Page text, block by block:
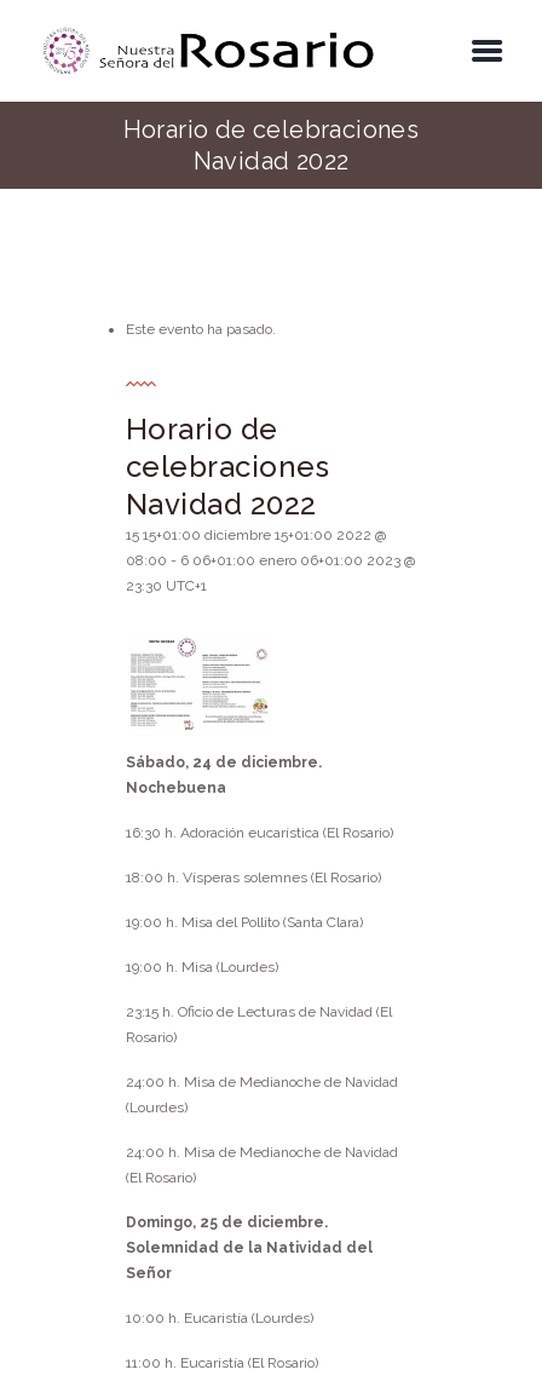
Horario de celebraciones
Navidad 2022
Este evento ha pasado.
Horario de
celebraciones
Navidad 2022
15 15+01:00 diciembre 15+01:00 2022 @
08:00 - 6 06+01:00 enero 06+01:00 2023 @
23:30 UTC+1
Sábado, 24 de diciembre.
Nochebuena
16:30 h. Adoración eucarística (El Rosario)
18:00 h. Vísperas solemnes (El Rosario)
19:00 h. Misa del Pollito (Santa Clara)
19:00 h. Misa (Lourdes)
23:15 h. Oficio de Lecturas de Navidad (El
Rosario)
24:00 h. Misa de Medianoche de Navidad
(Lourdes)
24:00 h. Misa de Medianoche de Navidad
(El Rosario)
Domingo, 25 de diciembre.
Solemnidad de la Natividad del
Señor
10:00 h. Eucaristía (Lourdes)
11:00 h. Eucaristía (El Rosario)